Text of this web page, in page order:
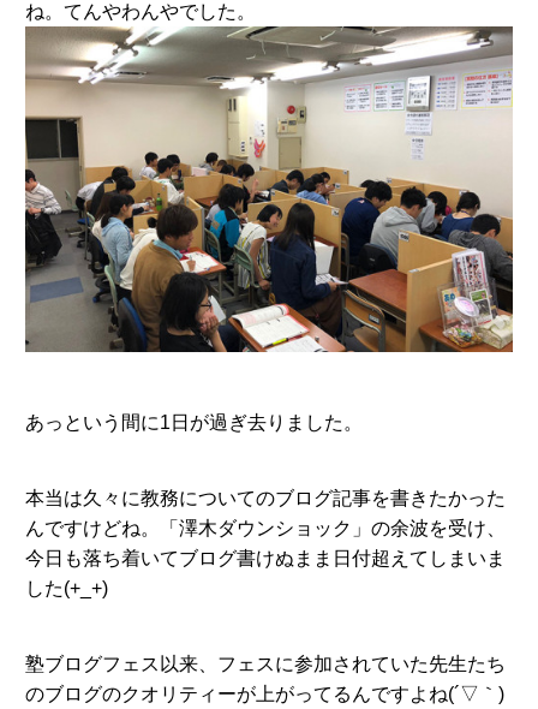
ね。てんやわんやでした。
あっという間に1日が過ぎ去りました。
本当は久々に教務についてのブログ記事を書きたかった
んですけどね。「澤木ダウンショック」の余波を受け、
今日も落ち着いてブログ書けぬまま日付超えてしまいま
した(+_+)
塾ブログフェス以来、フェスに参加されていた先生たち
のブログのクオリティーが上がってるんですよね(´▽｀)